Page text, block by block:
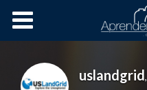
Cursos OnLine
uslandgrid,